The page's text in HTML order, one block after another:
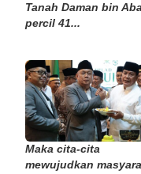
Tanah Daman bin
percil 41...
Maka cita-cita
mewujudkan